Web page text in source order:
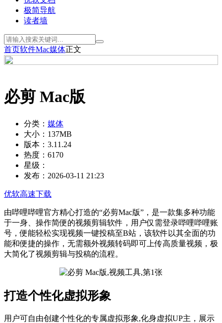
极简导航
读者墙
首页软件Mac媒体正文
必剪 Mac版
分类： 媒体
大小： 137MB
版本： 3.11.24
热度： 6170
星级：
发布： 2026-03-11 21:23
优软高速下载
由哔哩哔哩官方精心打造的“必剪Mac版”，是一款集多种功能
于一身、操作简便的视频剪辑软件，用户仅需登录哔哩哔哩账
号，便能轻松实现视频一键投稿至B站，该软件以其全面的功
能和便捷的操作，无需额外视频转码即可上传高质量视频，极
大简化了视频剪辑与投稿的流程。
打造个性化虚拟形象
用户可自由创建个性化的专属虚拟形象,化身虚拟UP主，展示